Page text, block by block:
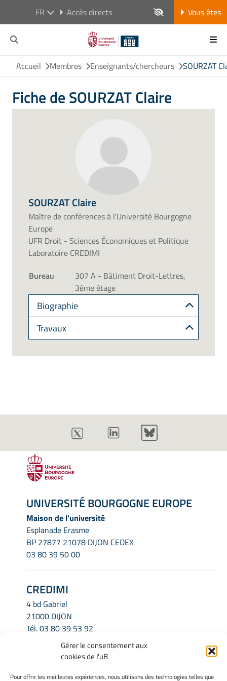
Gérer le consentement aux
cookies de l'uB
Pour offrir les meilleures expériences, nous utilisons des technologies telles que
FR Accès directs Vous êtes
Accueil Membres Enseignants/chercheurs SOURZAT
Fiche de SOURZAT Claire
SOURZAT Claire
Maître de conférences à l'Université Bourgogne
Europe
UFR Droit - Sciences Économiques et Politique
Laboratoire CREDIMI
Bureau
307 A - Bâtiment Droit-Lettres,
3ème étage
Biographie
Travaux
UNIVERSITÉ BOURGOGNE EUROPE
Maison de l'université
Esplanade Erasme
BP 27877 21078 DIJON CEDEX
03 80 39 50 00
CREDIMI
4 bd Gabriel
21000 DIJON
Tél.03 80 39 53 92
credimi.secretariat@u-bourgogne.fr
INFORMATIONS LÉGALES